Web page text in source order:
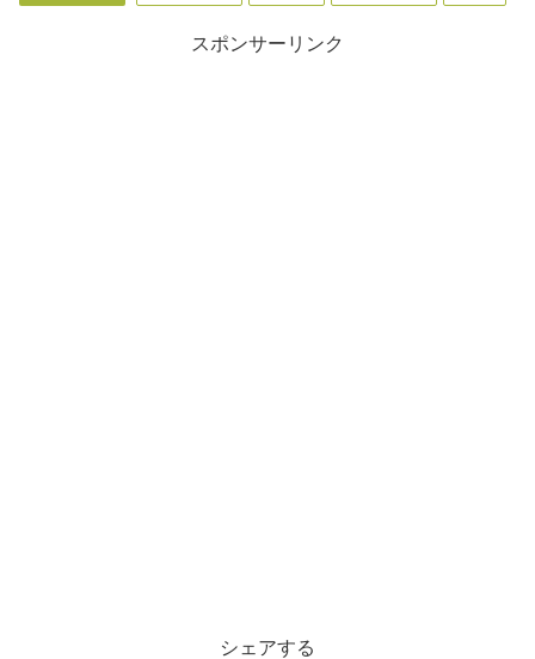
スポンサーリンク
シェアする